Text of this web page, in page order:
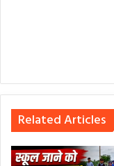
Related Articles